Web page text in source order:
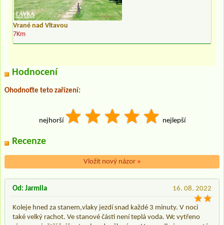
Vrané nad Vltavou
7Km
Hodnocení
Ohodnoťte teto zařízení:
nejhorší nejlepší
Recenze
Vložit nový názor »
16. 08. 2022
Od: Jarmila
Koleje hned za stanem,vlaky jezdí snad každé 3 minuty. V noci
také velký rachot. Ve stanové části není teplá voda. Wc vytřeno